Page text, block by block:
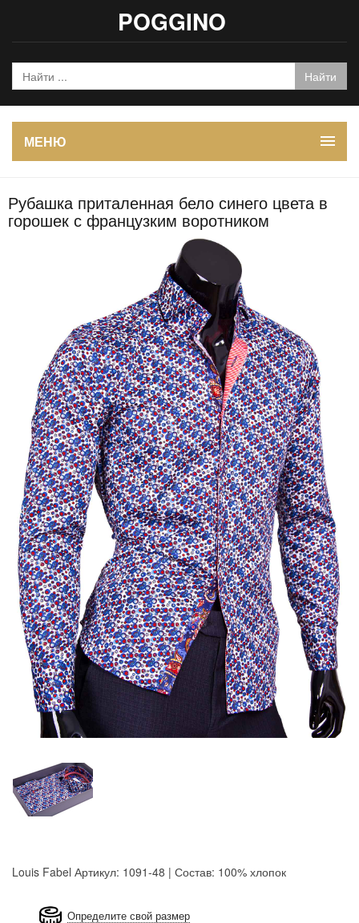
POGGINO
МЕНЮ
Рубашка приталенная бело синего цвета в
горошек с французким воротником
Louis Fabel Артикул: 1091-48 | Состав: 100% хлопок
Определите свой размер